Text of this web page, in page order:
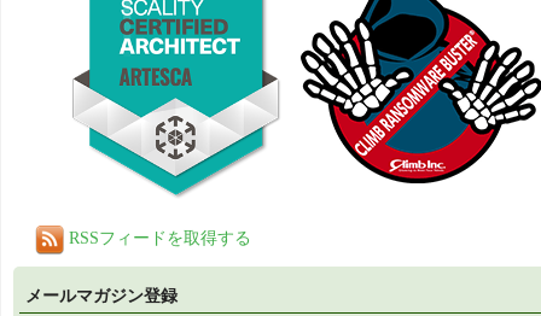
RSSフィードを取得する
メールマガジン登録